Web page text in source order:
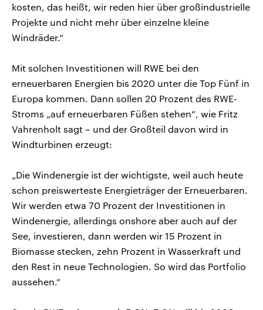
kosten, das heißt, wir reden hier über großindustrielle
Projekte und nicht mehr über einzelne kleine
Windräder.“
Mit solchen Investitionen will RWE bei den
erneuerbaren Energien bis 2020 unter die Top Fünf in
Europa kommen. Dann sollen 20 Prozent des RWE-
Stroms „auf erneuerbaren Füßen stehen“, wie Fritz
Vahrenholt sagt – und der Großteil davon wird in
Windturbinen erzeugt:
„Die Windenergie ist der wichtigste, weil auch heute
schon preiswerteste Energieträger der Erneuerbaren.
Wir werden etwa 70 Prozent der Investitionen in
Windenergie, allerdings onshore aber auch auf der
See, investieren, dann werden wir 15 Prozent in
Biomasse stecken, zehn Prozent in Wasserkraft und
den Rest in neue Technologien. So wird das Portfolio
aussehen.“